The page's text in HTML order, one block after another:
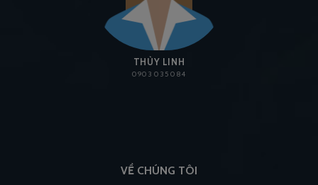
THÙY LINH
0903 035 084
VỀ CHÚNG TÔI